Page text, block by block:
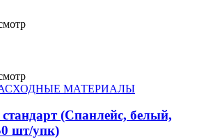
МАТЕРИАЛЫ
(Спанлейс, белый,
шт/упк)